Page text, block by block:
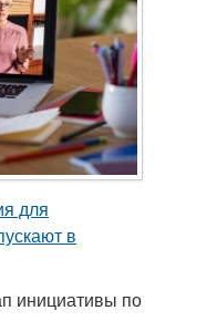
для
в
инициативы по